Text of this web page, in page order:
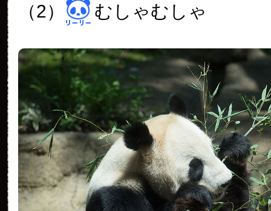
（2） むしゃむしゃ